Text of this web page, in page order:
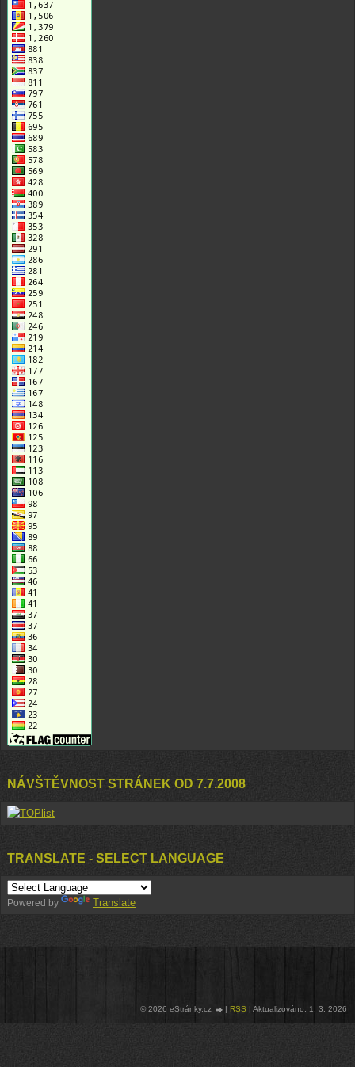
NÁVŠTĚVNOST STRÁNEK OD 7.7.2008
TRANSLATE - SELECT LANGUAGE
Powered by Translate
© 2026 eStránky.cz RSS Aktualizováno: 1. 3. 2026